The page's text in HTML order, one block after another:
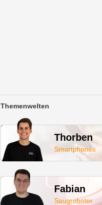
Themenwelten
Thorben
Smartphones
Fabian
Saugroboter